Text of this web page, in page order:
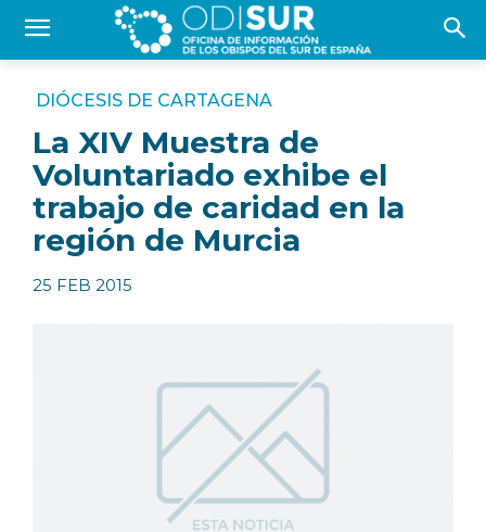
DIÓCESIS DE CARTAGENA
La XIV Muestra de
Voluntariado exhibe el
trabajo de caridad en la
región de Murcia
25 FEB 2015